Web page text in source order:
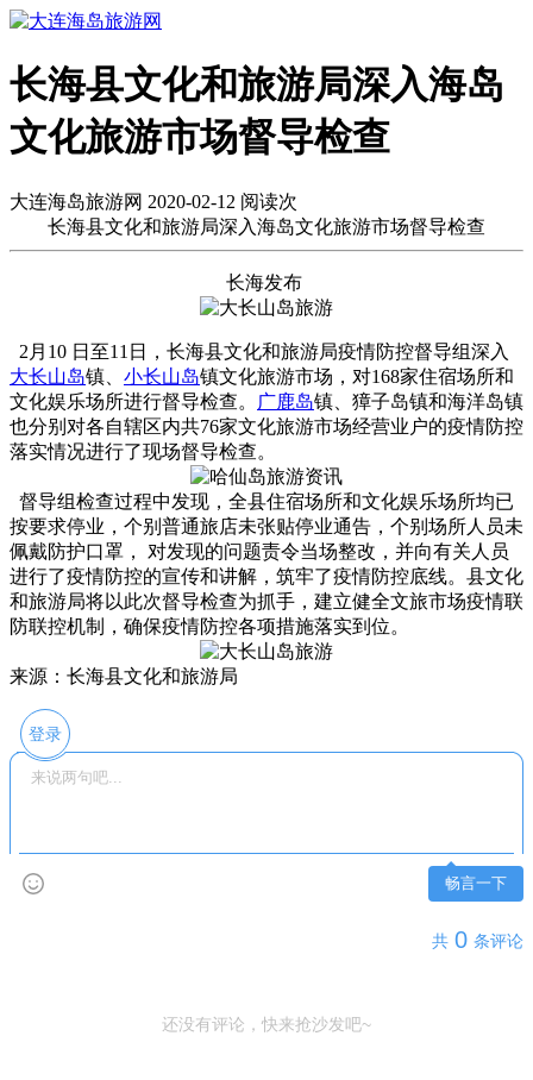
长海县文化和旅游局深入海岛
文化旅游市场督导检查
大连海岛旅游网 2020-02-12 阅读次
长海县文化和旅游局深入海岛文化旅游市场督导检查
长海发布
2月10 日至11日，长海县文化和旅游局疫情防控督导组深入
大长山岛镇、 小长山岛镇文化旅游市场，对168家住宿场所和
文化娱乐场所进行督导检查。
广鹿岛镇、獐子岛镇和海洋岛镇
也分别对各自辖区内共76家文化旅游市场经营业户的疫情防控
落实情况进行了现场督导检查。
督导组检查过程中发现，全县住宿场所和文化娱乐场所均已
按要求停业，个别普通旅店未张贴停业通告，个别场所人员未
佩戴防护口罩， 对发现的问题责令当场整改，并向有关人员
进行了疫情防控的宣传和讲解，筑牢了疫情防控底线。县文化
和旅游局将以此次督导检查为抓手，建立健全文旅市场疫情联
防联控机制，确保疫情防控各项措施落实到位。
来源：长海县文化和旅游局
登录
畅言一下
共 0 条评论
还没有评论，快来抢沙发吧~